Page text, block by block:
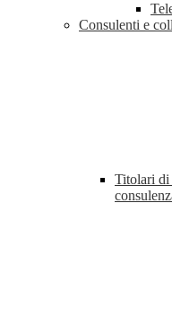
Consulenti e
Titolari di